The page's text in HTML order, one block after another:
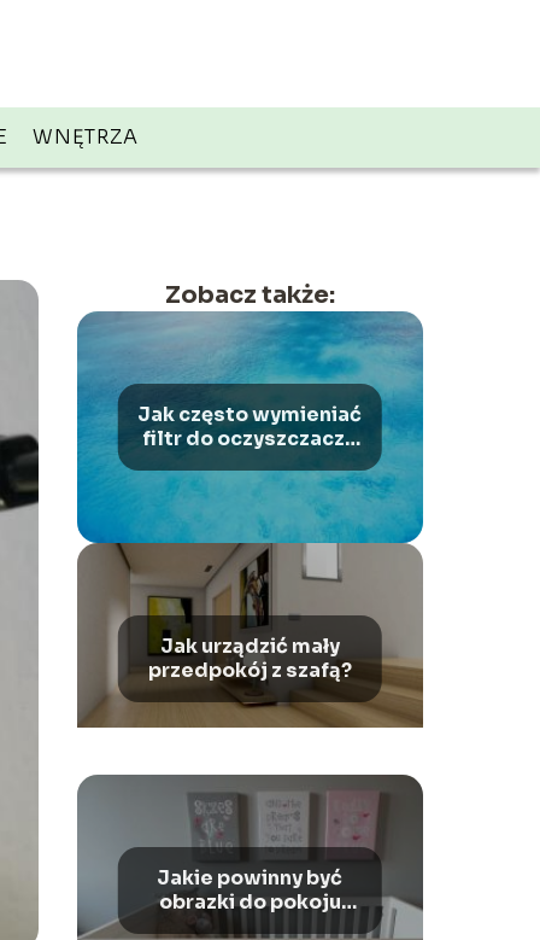
WNĘTRZA
Zobacz także:
Jak często wymieniać
filtr do oczyszczacza
Jak urządzić mały
przedpokój z szafą?
Jakie powinny być
obrazki do pokoju
dziecka?